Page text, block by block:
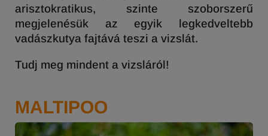
arisztokratikus, szinte szoborszerű
megjelenésük az egyik legkedveltebb
vadászkutya fajtává teszi a vizslát.
Tudj meg mindent a vizsláról!
MALTIPOO